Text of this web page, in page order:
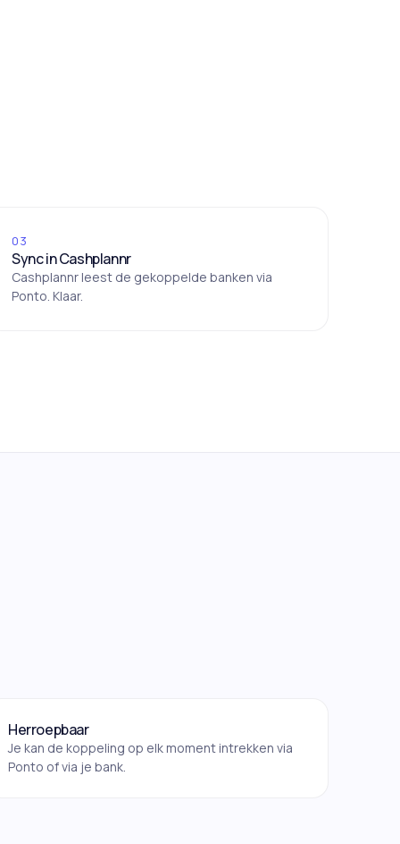
03
Sync in Cashplannr
Cashplannr leest de gekoppelde banken via
Ponto. Klaar.
Herroepbaar
Je kan de koppeling op elk moment intrekken via
Ponto of via je bank.